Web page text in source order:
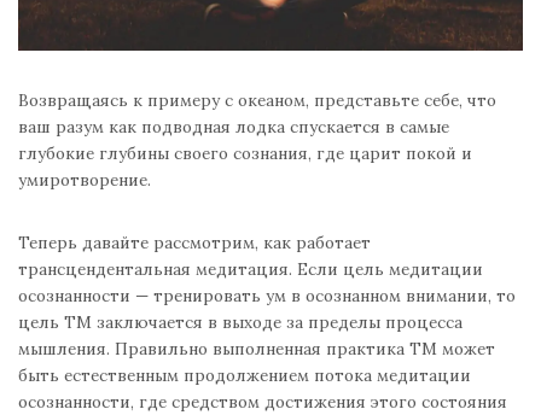
Возвращаясь к примеру с океаном, представьте себе, что
ваш разум как подводная лодка спускается в самые
глубокие глубины своего сознания, где царит покой и
умиротворение.
Теперь давайте рассмотрим, как работает
трансцендентальная медитация. Если цель медитации
осознанности — тренировать ум в осознанном внимании, то
цель ТМ заключается в выходе за пределы процесса
мышления. Правильно выполненная практика ТМ может
быть естественным продолжением потока медитации
осознанности, где средством достижения этого состояния